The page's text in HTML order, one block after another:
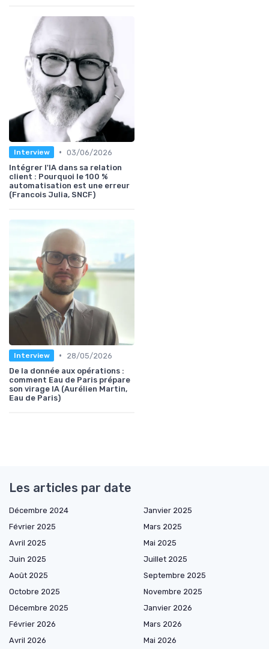
Interview • 03/06/2026
Intégrer l'IA dans sa relation
client : Pourquoi le 100 %
automatisation est une erreur
(Francois Julia, SNCF)
Interview •
28/05/2026
De la donnée aux opérations :
comment Eau de Paris prépare
son virage IA (Aurélien Martin,
Eau de Paris)
Les articles par date
Décembre 2024
Janvier 2025
Février 2025
Mars 2025
Avril 2025
Mai 2025
Juin 2025
Juillet 2025
Août 2025
Septembre 2025
Octobre 2025
Novembre 2025
Décembre 2025
Janvier 2026
Février 2026
Mars 2026
Avril 2026
Mai 2026